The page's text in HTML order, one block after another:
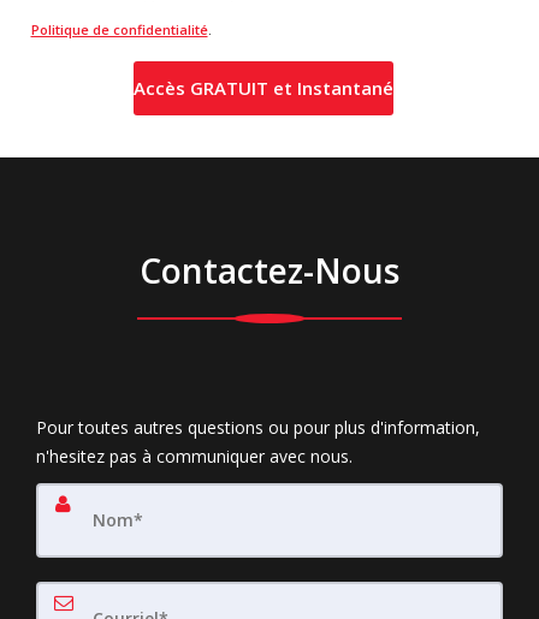
Politique de confidentialité.
Contactez-Nous
Pour toutes autres questions ou pour plus d'information,
n'hesitez pas à communiquer avec nous.